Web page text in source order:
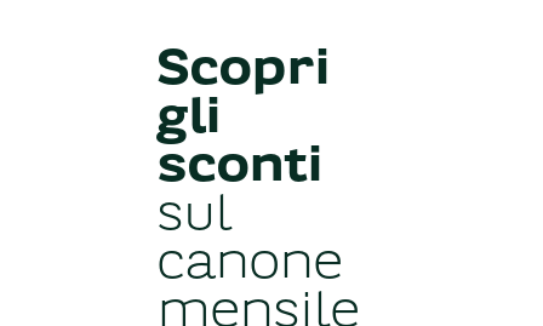
Scopri
gli
sconti
sul
canone
mensile